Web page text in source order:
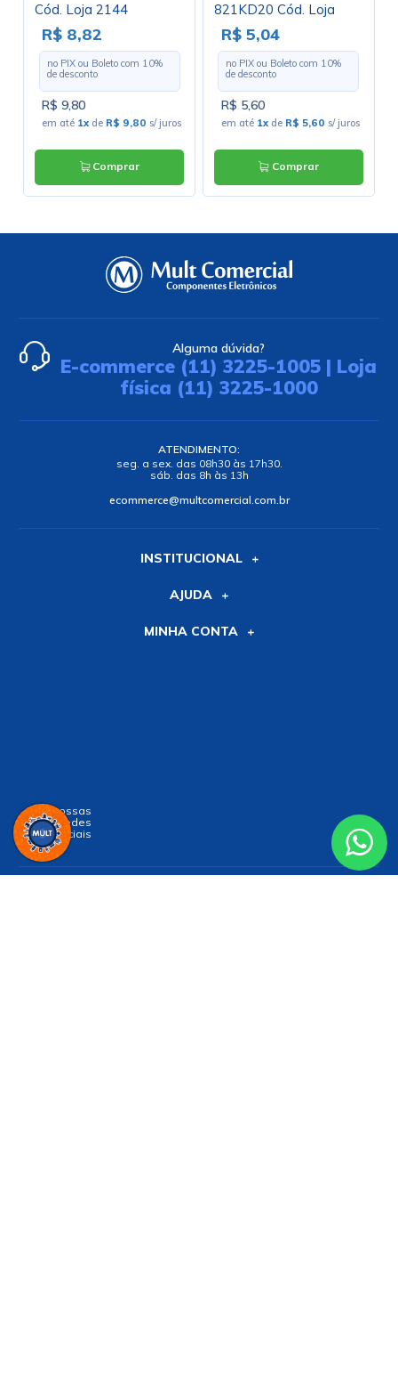
Cód. Loja 2144
R$ 8,82
no PIX ou Boleto com 10%
de desconto
R$ 9,80
em até 1x de R$ 9,80 s/ juros
Comprar
821KD20 Cód. Loja
3884
R$ 5,04
no PIX ou Boleto com 10%
de desconto
R$ 5,60
em até 1x de R$ 5,60 s/ juros
Comprar
Alguma dúvida?
E-commerce (11) 3225-1005 | Loja
física (11) 3225-1000
ATENDIMENTO:
seg. a sex. das 08h30 às 17h30.
sáb. das 8h às 13h
ecommerce@multcomercial.com.br
INSTITUCIONAL
AJUDA
MINHA CONTA
Siga nossas
Redes
Sociais